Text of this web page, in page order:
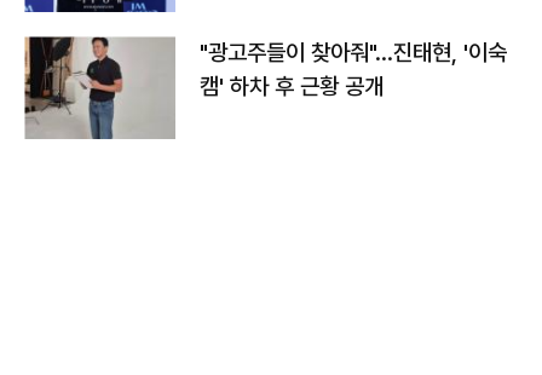
"광고주들이 찾아줘"…진태현, '이숙
캠' 하차 후 근황 공개